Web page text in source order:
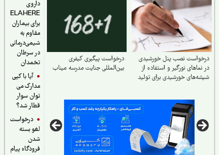
ELAHERE
برای بیماران
مقاوم به
شیمی‌درمانی
در سرطان
تخمدان
آیا با کپی
مدارک می
توان سوار
قطار شد؟
درخواست
لغو بسته
فرودگاه پیام
نصب پنل خورشیدی
نورگیر و استفاده از
خورشیدی برای تولید
درخواست پیگیری کیفری
بین‌المللی جنایت مدرسه میناب